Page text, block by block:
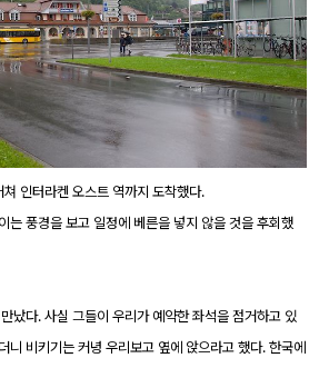
인터라켄 오스트 역까지 도착했다.
는 풍경을 보고 일정에 베른을 넣지 않을 것을 후회했
났다. 사실 그들이 우리가 예약한 좌석을 점거하고 있
니 비키기는 커녕 우리보고 옆에 앉으라고 했다. 한국에